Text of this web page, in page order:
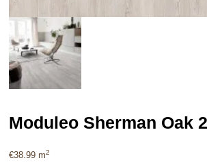
Moduleo Sherman Oak
€38.99 m2